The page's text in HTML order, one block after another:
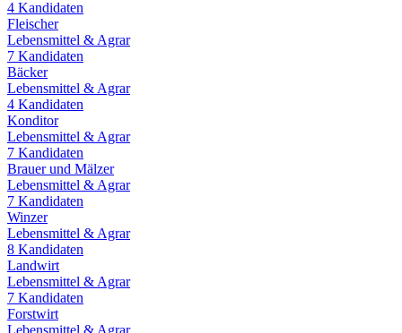
4 Kandidaten
Fleischer
Lebensmittel & Agrar
7 Kandidaten
Bäcker
Lebensmittel & Agrar
4 Kandidaten
Konditor
Lebensmittel & Agrar
7 Kandidaten
Brauer und Mälzer
Lebensmittel & Agrar
7 Kandidaten
Winzer
Lebensmittel & Agrar
8 Kandidaten
Landwirt
Lebensmittel & Agrar
7 Kandidaten
Forstwirt
Lebensmittel & Agrar